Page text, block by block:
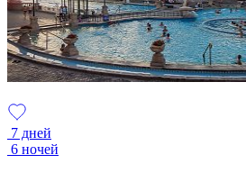
7 дней
6 ночей